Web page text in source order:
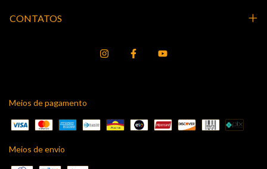
CONTATOS
Meios de pagamento
Meios de envio